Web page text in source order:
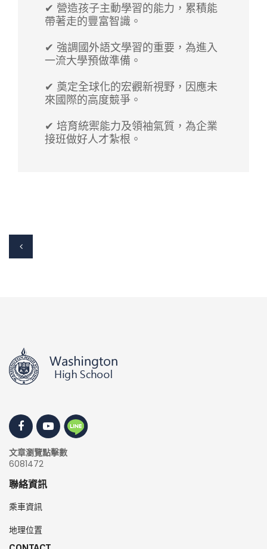
✔ 營造孩子主動學習的能力，累積能
帶著走的豐富智識。
✔ 強調國外語文學習的重要，為進入
一流大學預做準備。
✔ 奠定全球化的宏觀新視野，因應未
來國際的高度競爭。
✔ 培育統禦能力及領袖氣質，為企業
接班做好人才紮根。
文章瀏覽點擊數
6081472
聯絡資訊
乘車資訊
地理位置